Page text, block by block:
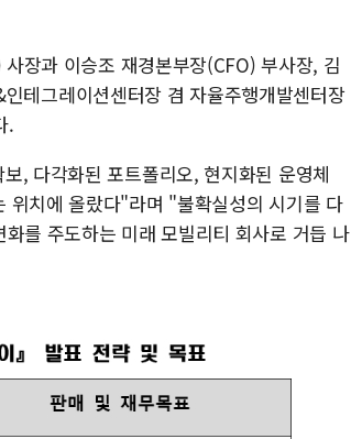
장과 이승조 재경본부장(CFO) 부사장, 김
테그레이션센터장 겸 자율주행개발센터장
.
, 다각화된 포트폴리오, 현지화된 운영체
위치에 올랐다"라며 "불확실성의 시기를 다
를 주도하는 미래 모빌리티 회사로 거듭 나